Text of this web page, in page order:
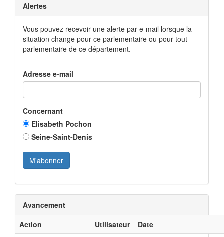
Alertes
Vous pouvez recevoir une alerte par e-mail lorsque la
situation change pour ce parlementaire ou pour tout
parlementaire de ce département.
Adresse e-mail
Concernant
Elisabeth Pochon
Seine-Saint-Denis
Avancement
Action
Utilisateur Date